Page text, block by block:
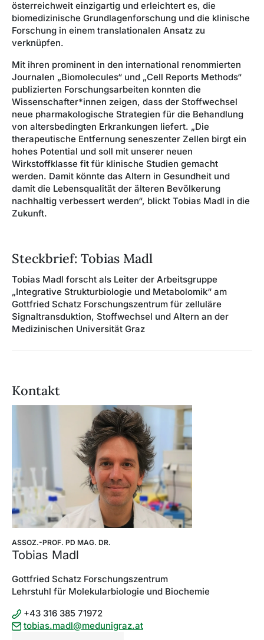
österreichweit einzigartig und erleichtert es, die
biomedizinische Grundlagenforschung und die klinische
Forschung in einem translationalen Ansatz zu
verknüpfen.
Mit ihren prominent in den international renommierten
Journalen „Biomolecules“ und „Cell Reports Methods“
publizierten Forschungsarbeiten konnten die
Wissenschafter*innen zeigen, dass der Stoffwechsel
neue pharmakologische Strategien für die Behandlung
von altersbedingten Erkrankungen liefert. „Die
therapeutische Entfernung seneszenter Zellen birgt ein
hohes Potential und soll mit unserer neuen
Wirkstoffklasse fit für klinische Studien gemacht
werden. Damit könnte das Altern in Gesundheit und
damit die Lebensqualität der älteren Bevölkerung
nachhaltig verbessert werden“, blickt Tobias Madl in die
Zukunft.
Steckbrief: Tobias Madl
Tobias Madl forscht als Leiter der Arbeitsgruppe
„Integrative Strukturbiologie und Metabolomik“ am
Gottfried Schatz Forschungszentrum für zelluläre
Signaltransduktion, Stoffwechsel und Altern an der
Medizinischen Universität Graz
Kontakt
ASSOZ.-PROF. PD MAG. DR.
Tobias Madl
Gottfried Schatz Forschungszentrum
Lehrstuhl für Molekularbiologie und Biochemie
+43 316 385 71972
tobias.madl@medunigraz.at